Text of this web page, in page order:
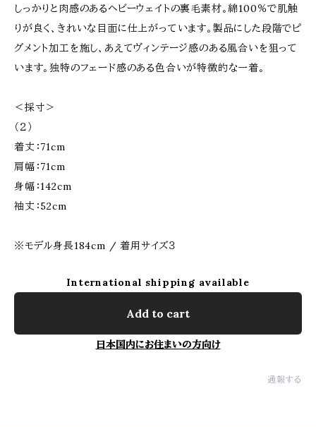
しっかりと肉感のあるヘビーウェイトの裏毛素材。綿100％で肌触
りが良く、きれいな目面に仕上がっています。製品にした段階でピ
グメント加工を施し、あえてヴィンテージ感のある風合いを狙って
います。独特のフェード感のある色合いが特徴的な一着。
＜採寸＞
（２）
着丈：71cm
肩幅：71cm
身幅：142cm
袖丈：52cm
※モデル身長184cm / 着用サイズ３
International shipping available
Add to cart
日本国内にお住まいの方向け
通報する